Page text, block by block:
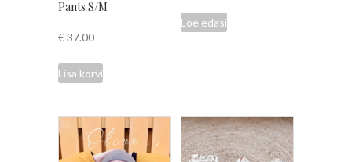
Pants S/M
€37.00
Lisa korvi
Loe edasi